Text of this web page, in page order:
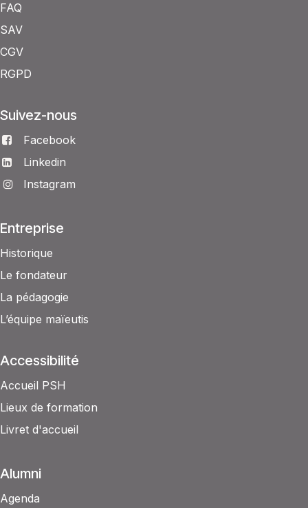
FAQ
SAV
CGV
RGPD
Suivez-nous
Facebook
Linkedin
Instagram
Entreprise
Historique
Le fondateur
La pédagogie
L’équipe maïeutis
Accessibilité
Accueil PSH
Lieux de formation
Livret d'accueil
Alumni
Agenda